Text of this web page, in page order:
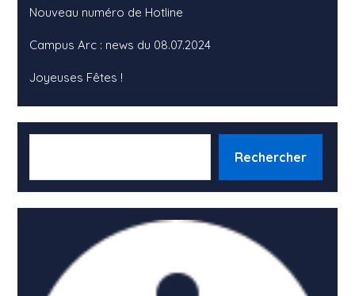
Nouveau numéro de Hotline
Campus Arc : news du 08.07.2024
Joyeuses Fêtes !
Rechercher